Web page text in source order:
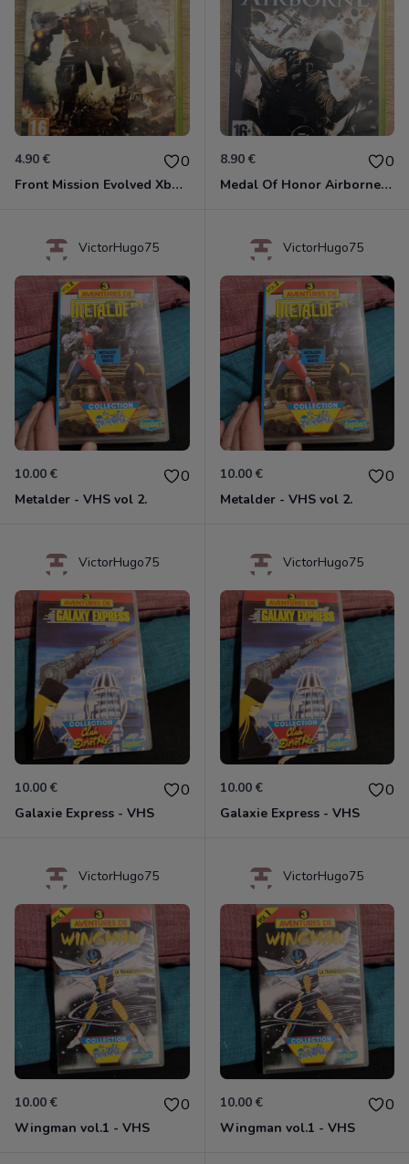
4.90 € 0
Front Mission Evolved Xbox 360
8.90 € 0
Medal Of Honor Airborne Xbox 360
VictorHugo75
10.00 € 0
Metalder - VHS vol 2.
VictorHugo75
10.00 € 0
Metalder - VHS vol 2.
VictorHugo75
10.00 € 0
Galaxie Express - VHS
VictorHugo75
10.00 € 0
Galaxie Express - VHS
VictorHugo75
10.00 € 0
Wingman vol.1 - VHS
VictorHugo75
10.00 € 0
Wingman vol.1 - VHS